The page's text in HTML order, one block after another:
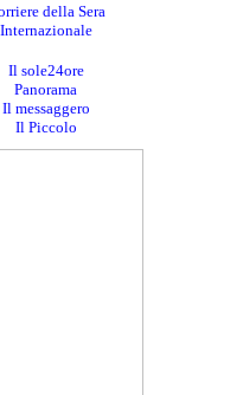
della Sera
Internazionale
Il sole24ore
Panorama
Il messaggero
Il Piccolo